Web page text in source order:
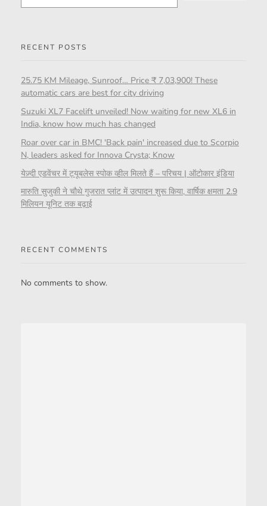
RECENT POSTS
25.75 KM Mileage, Sunroof… Price ₹ 7,03,900! These
automatic cars are best for city driving
Suzuki XL7 Facelift unveiled! Now waiting for new XL6 in
India, know how much has changed
Roar over car in BMC! 'Back pain' increased due to Scorpio
N, leaders asked for Innova Crysta; Know
येज़्दी एडवेंचर में ट्यूबलेस स्पोक व्हील मिलते हैं – परिचय | ऑटोकार इंडिया
मारुति सुजुकी ने चौथे गुजरात प्लांट में उत्पादन शुरू किया, वार्षिक क्षमता 2.9
मिलियन यूनिट तक बढ़ाई
RECENT COMMENTS
No comments to show.